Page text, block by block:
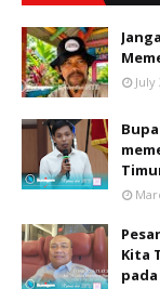
July
Kita